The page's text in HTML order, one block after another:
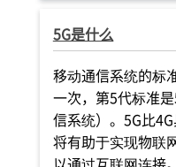
5G是什么
移动通信系统的标
一次，第5代标准
信系统）。5G比4G
将有助于实现物联